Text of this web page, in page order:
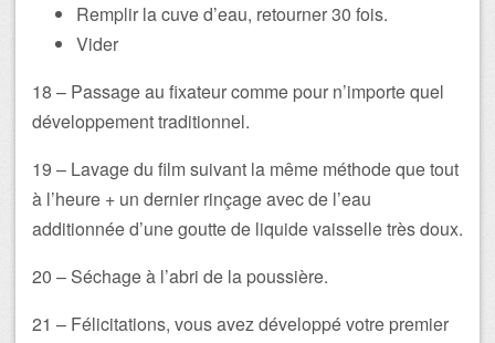
Remplir la cuve d’eau, retourner 30 fois.
Vider
18 – Passage au fixateur comme pour n’importe quel
développement traditionnel.
19 – Lavage du film suivant la même méthode que tout
à l’heure + un dernier rinçage avec de l’eau
additionnée d’une goutte de liquide vaisselle très doux.
20 – Séchage à l’abri de la poussière.
21 – Félicitations, vous avez développé votre premier